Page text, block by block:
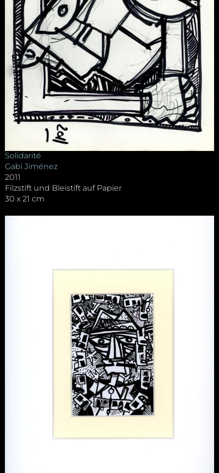
Solidarité
Gabi Jiménez
2011
Filzstift und Bleistift auf Papier
30 x 21 cm